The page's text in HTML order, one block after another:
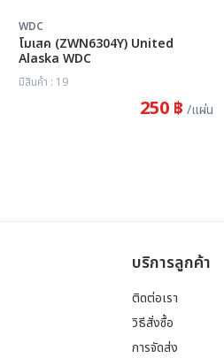
WDC
โมเสค (ZWN6304Y) United
Alaska WDC
มีสินค้า : 19
250 ฿ /แผ่น
บริการลูกค้า
ติดต่อเรา
วิธีสั่งซื้อ
การจัดส่ง